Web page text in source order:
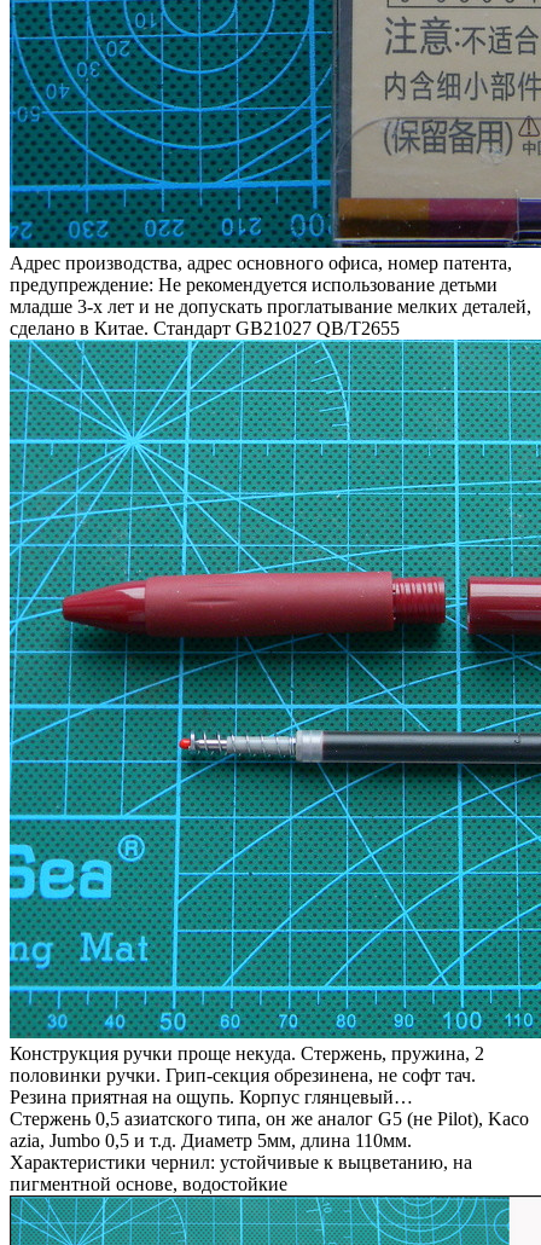
Адрес производства, адрес основного офиса, номер патента,
предупреждение: Не рекомендуется использование детьми
младше 3-х лет и не допускать проглатывание мелких деталей,
сделано в Китае. Стандарт GB21027 QB/T2655
Конструкция ручки проще некуда. Стержень, пружина, 2
половинки ручки. Грип-секция обрезинена, не софт тач.
Резина приятная на ощупь. Корпус глянцевый…
Стержень 0,5 азиатского типа, он же аналог G5 (не Pilot), Kaсо
azia, Jumbo 0,5 и т.д. Диаметр 5мм, длина 110мм.
Характеристики чернил: устойчивые к выцветанию, на
пигментной основе, водостойкие